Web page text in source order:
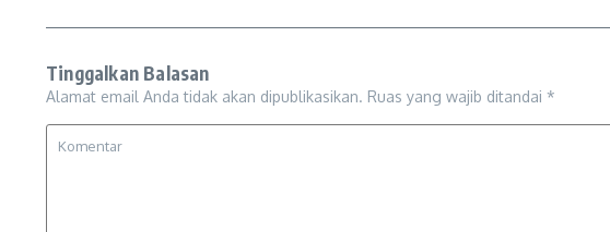
Tinggalkan Balasan
Alamat email Anda tidak akan dipublikasikan. Ruas yang wajib ditandai *